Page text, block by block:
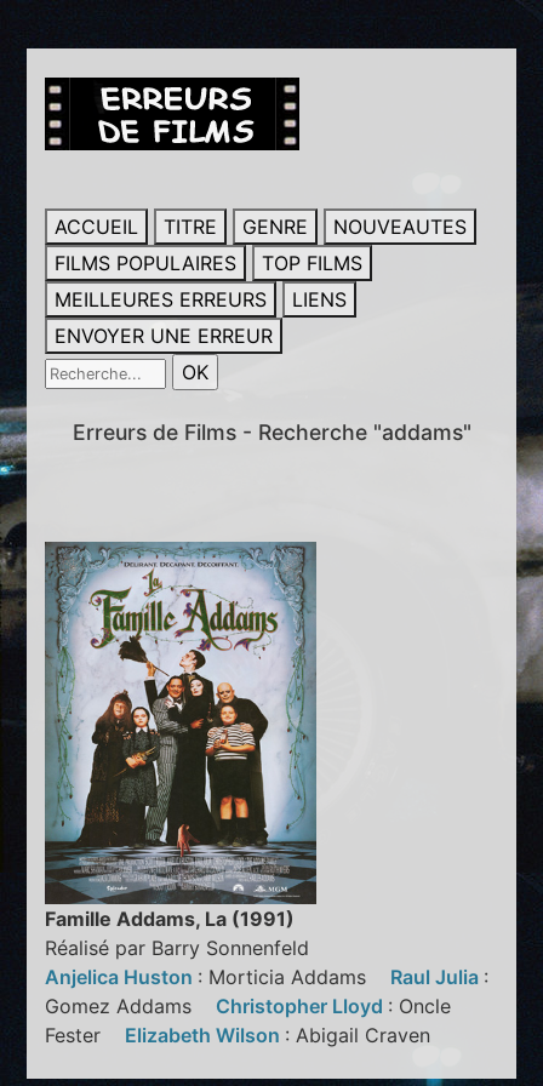
ACCUEIL TITRE GENRE
NOUVEAUTES
FILMS POPULAIRES
TOP FILMS
MEILLEURES ERREURS
LIENS
ENVOYER UNE ERREUR
Erreurs de Films - Recherche "addams"
Famille Addams, La (1991)
Réalisé par Barry Sonnenfeld
Anjelica Huston : Morticia Addams Raul Julia :
Gomez Addams Christopher Lloyd : Oncle
Fester Elizabeth Wilson : Abigail Craven